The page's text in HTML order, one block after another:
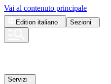
Vai al contenuto principale
Edition italiano Sezioni
Servizi